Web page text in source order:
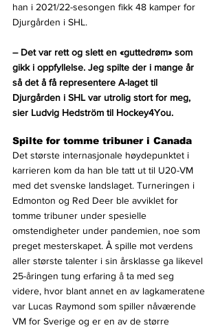
han i 2021/22-sesongen fikk 48 kamper for
Djurgården i SHL.
– Det var rett og slett en «guttedrøm» som
gikk i oppfyllelse. Jeg spilte der i mange år
så det å få representere A-laget til
Djurgården i SHL var utrolig stort for meg,
sier Ludvig Hedström til Hockey4You.
Spilte for tomme tribuner i Canada
Det største internasjonale høydepunktet i
karrieren kom da han ble tatt ut til U20-VM
med det svenske landslaget. Turneringen i
Edmonton og Red Deer ble avviklet for
tomme tribuner under spesielle
omstendigheter under pandemien, noe som
preget mesterskapet. Å spille mot verdens
aller største talenter i sin årsklasse ga likevel
25-åringen tung erfaring å ta med seg
videre, hvor blant annet en av lagkameratene
var Lucas Raymond som spiller nåværende
VM for Sverige og er en av de større